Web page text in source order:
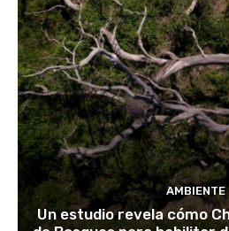
AMBIENTE
Un estudio revela cómo